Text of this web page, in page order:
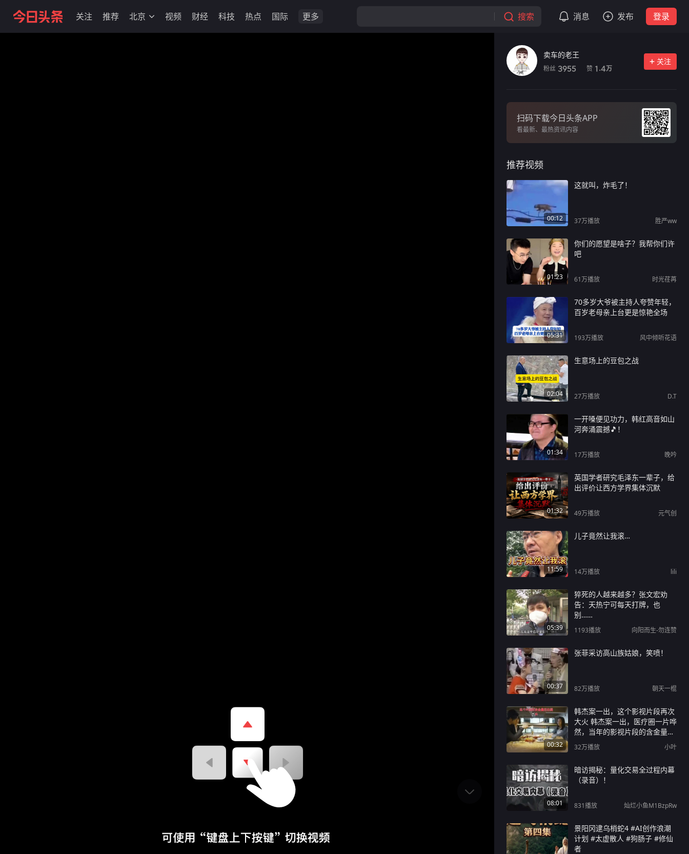
关注 推荐 北京 视频 财经 科技 热点 国际 更多 搜索 消息 发布 登录
卖车的老王
粉丝 3955 赞 1.4万
关注
扫码下载今日头条APP
看最新、最热资讯内容
推荐视频
00:12
这就叫，炸毛了！
37万播放 胜严ww
01:23
你们的愿望是啥子？我帮你们许
吧
61万播放 时光荏苒
05:31
70多岁大爷被主持人夸赞年轻，
百岁老母亲上台更是惊艳全场
193万播放 风中倾听花语
02:04
生意场上的豆包之战
27万播放 D.T
01:34
一开嗓便见功力，韩红高音如山
河奔涌震撼🎵！
17万播放 晚吟
01:32
英国学者研究毛泽东一辈子，给
出评价让西方学界集体沉默
49万播放 元气创
11:59
儿子竟然让我滚…
14万播放 lili
05:39
猝死的人越来越多？张文宏劝
告：天热宁可每天打牌，也
别……
1193播放 向阳而生-勿连赞
00:37
张菲采访高山族姑娘，笑喷！
82万播放 朝天一棍
00:32
韩杰案一出，这个影视片段再次
大火 韩杰案一出，医疗圈一片哗
然，当年的影视片段的含金量再
次提升#韩杰 #医生#防御性医疗
32万播放 小叶
08:01
暗访揭秘：量化交易全过程内幕
（录音）！
831播放 灿烂小鱼M1BzpRw
景阳冈逮乌梢蛇4 #AI创作浪潮
计划 #太虚散人 #狗肠子 #修仙
者